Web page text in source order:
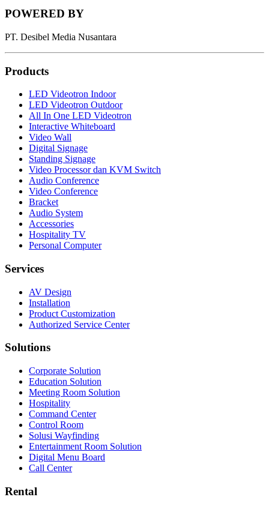
POWERED BY
PT. Desibel Media Nusantara
Products
LED Videotron Indoor
LED Videotron Outdoor
All In One LED Videotron
Interactive Whiteboard
Video Wall
Digital Signage
Standing Signage
Video Processor dan KVM Switch
Audio Conference
Video Conference
Bracket
Audio System
Accessories
Hospitality TV
Personal Computer
Services
AV Design
Installation
Product Customization
Authorized Service Center
Solutions
Corporate Solution
Education Solution
Meeting Room Solution
Hospitality
Command Center
Control Room
Solusi Wayfinding
Entertainment Room Solution
Digital Menu Board
Call Center
Rental